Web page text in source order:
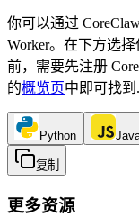
你可以通过
Worker。在下方选
前，需要先注册
的概览页中即可找到 .
Python
复制
更多资源